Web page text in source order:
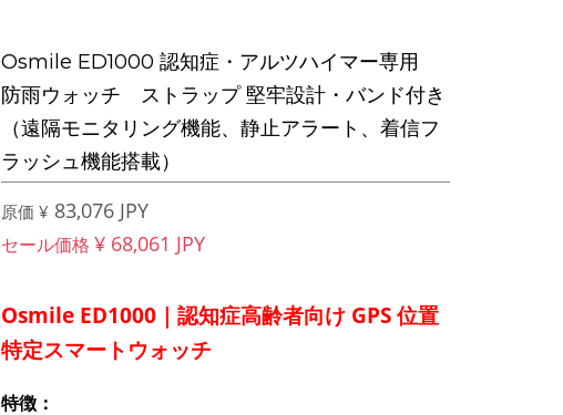
Osmile ED1000 認知症・アルツハイマー専用
防雨ウォッチ ストラップ 堅牢設計・バンド付き
（遠隔モニタリング機能、静止アラート、着信フ
ラッシュ機能搭載）
原価 ¥ 83,076 JPY
セール価格 ¥ 68,061 JPY
Osmile ED1000｜認知症高齢者向け GPS 位置
特定スマートウォッチ
特徴：